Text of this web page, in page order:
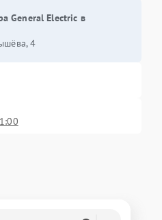
General Electric в
4